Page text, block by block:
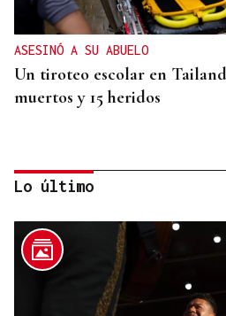
ASESINÓ A SU ABUELO
Un tiroteo escolar en
muertos y 15 heridos
Lo último